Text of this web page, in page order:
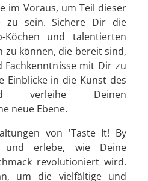
im Voraus, um Teil dieser
zu sein. Sichere Dir die
Köchen und talentierten
zu können, die bereit sind,
Fachkenntnisse mit Dir zu
Einblicke in die Kunst des
verleihe Deinen
neue Ebene.
von 'Taste It! By
erlebe, wie Deine
revolutioniert wird.
um die vielfältige und